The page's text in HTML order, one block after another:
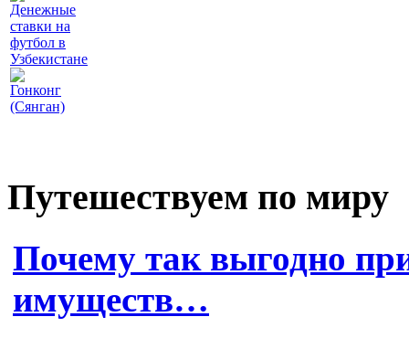
Денежные
ставки на
футбол в
Узбекистане
Гонконг
(Сянган)
Путешествуем по миру
Почему так выгодно
имуществ…